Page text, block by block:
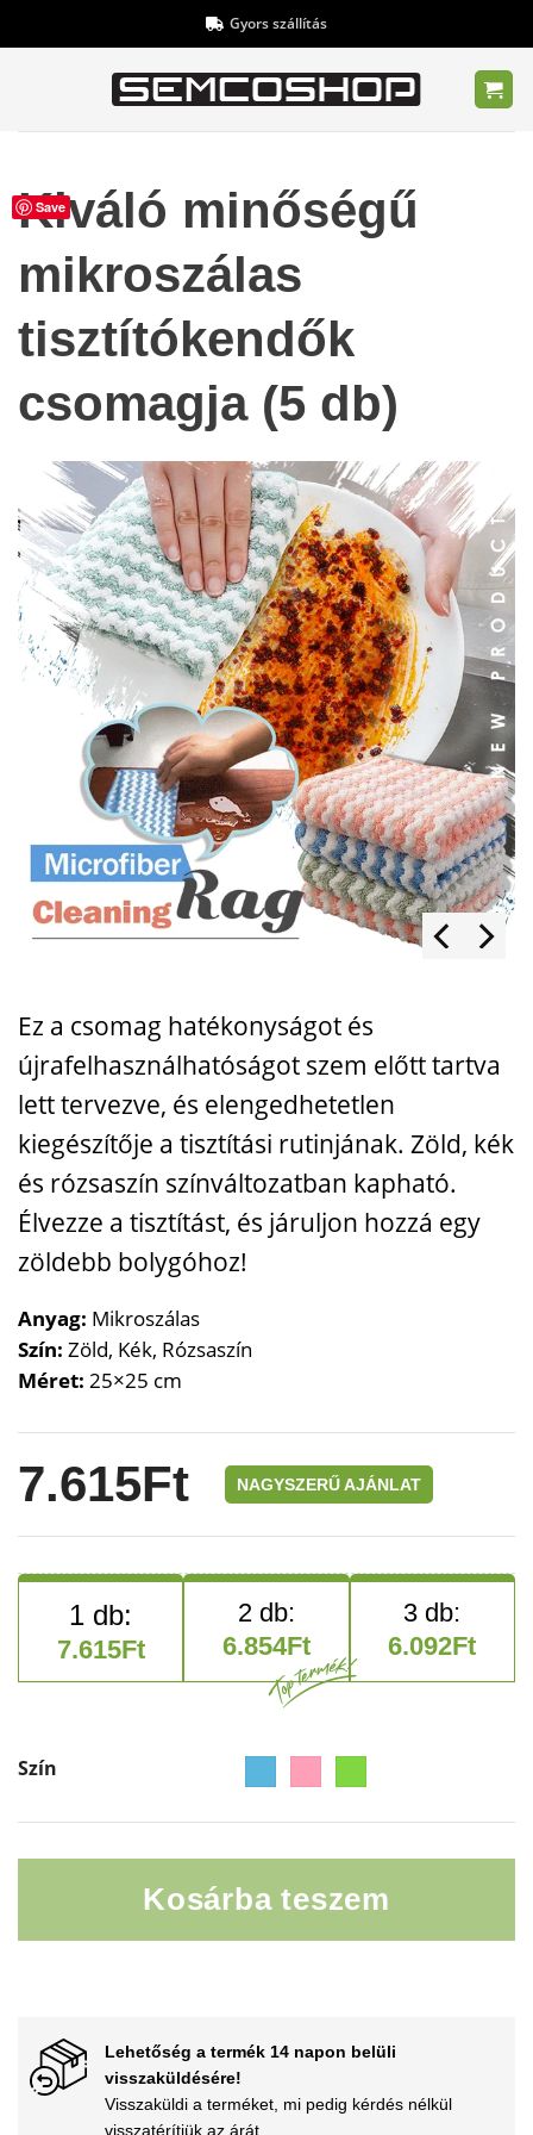
to
Gyors szállítás
Kiváló minőségű
mikroszálas
tisztítókendők
csomagja (5 db)
Save
Ez a csomag hatékonyságot és
újrafelhasználhatóságot szem előtt tartva
lett tervezve, és elengedhetetlen
kiegészítője a tisztítási rutinjának. Zöld, kék
és rózsaszín színváltozatban kapható.
Élvezze a tisztítást, és járuljon hozzá egy
zöldebb bolygóhoz!
Anyag: Mikroszálas
Szín: Zöld, Kék, Rózsaszín
Méret: 25×25 cm
7.615Ft NAGYSZERŰ AJÁNLAT
7.615Ft 6.854Ft 6.092Ft
Szín
Kosárba teszem
Lehetőség a termék 14 napon belüli
visszaküldésére!
Visszaküldi a terméket, mi pedig kérdés nélkül
visszatérítjük az árát.